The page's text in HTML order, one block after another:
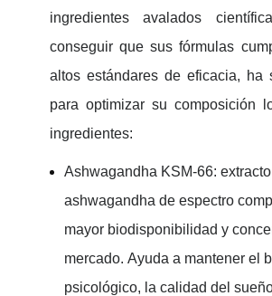
ingredientes avalados
conseguir que sus fórmulas
altos estándares de eficacia, ha
para optimizar su composición
ingredientes:
Ashwagandha KSM-66:
ashwagandha de espectro
mayor biodisponibilidad y
mercado. Ayuda a mantener el
psicológico, la calidad del